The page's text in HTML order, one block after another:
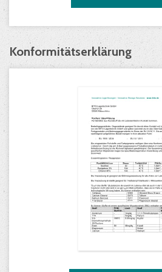
Konformitätserklärung